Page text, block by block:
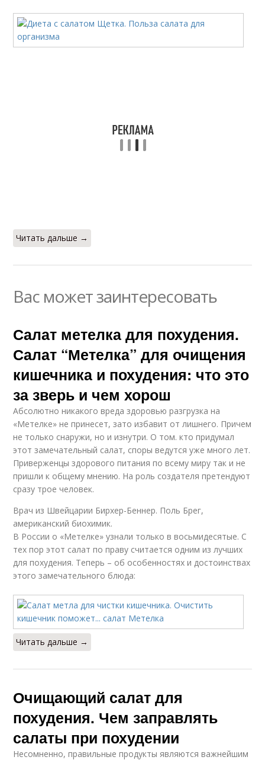
Читать дальше →
Вас может заинтересовать
Салат метелка для похудения.
Салат “Метелка” для очищения
кишечника и похудения: что это
за зверь и чем хорош
Абсолютно никакого вреда здоровью разгрузка на
«Метелке» не принесет, зато избавит от лишнего. Причем
не только снаружи, но и изнутри. О том. кто придумал
этот замечательный салат, споры ведутся уже много лет.
Приверженцы здорового питания по всему миру так и не
пришли к общему мнению. На роль создателя претендуют
сразу трое человек.
Врач из Швейцарии Бирхер-Беннер. Поль Брег,
американский биохимик.
В России о «Метелке» узнали только в восьмидесятые. С
тех пор этот салат по праву считается одним из лучших
для похудения. Теперь – об особенностях и достоинствах
этого замечательного блюда:
Читать дальше →
Очищающий салат для
похудения. Чем заправлять
салаты при похудении
Несомненно, правильные продукты являются важнейшим